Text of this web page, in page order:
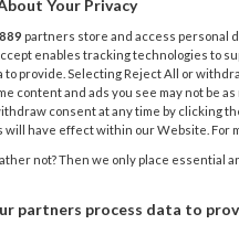
met
een grote groep
zo is. Met een
voor de
Dr.
Child and Family
Your Privacy
889 partners store and access personal
enables tracking technologies to
to provide. Selecting Reject All or
content and ads you see may not be
consent at any time by clicking
will have effect within our Website. For
not? Then we only place essential
partners process data to